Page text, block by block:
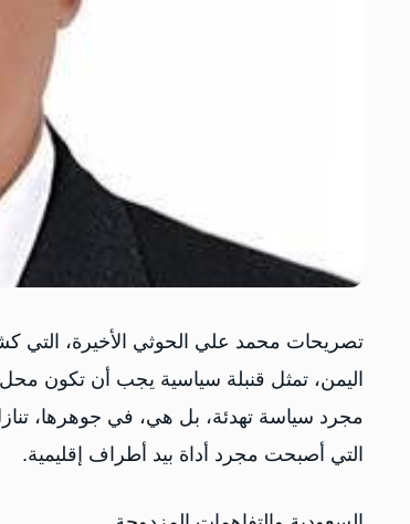
تصريحات محمد علي الحوثي الأخيرة، التي
اليمن، تمثل قنبلة سياسية يجب أن تكون
مجرد سياسة تهدئة، بل هي، في جوهرها،
التي أصبحت مجرد أداة بيد أطراف إقليمية.